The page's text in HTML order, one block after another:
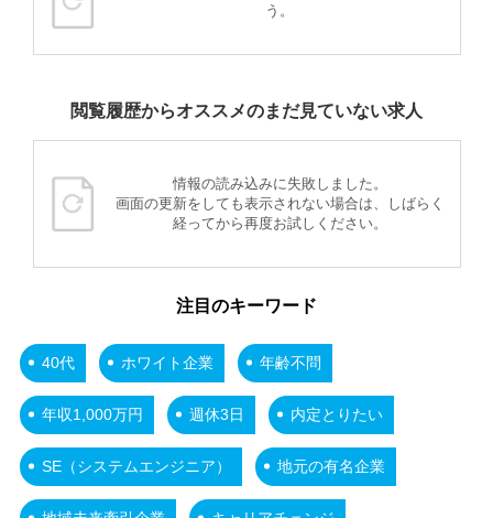
う。
閲覧履歴からオススメのまだ見ていない求人
情報の読み込みに失敗しました。
画面の更新をしても表示されない場合は、しばらく
経ってから再度お試しください。
注目のキーワード
40代 ホワイト企業 年齢不問
年収1,000万円 週休3日 内定とりたい
SE（システムエンジニア） 地元の有名企業